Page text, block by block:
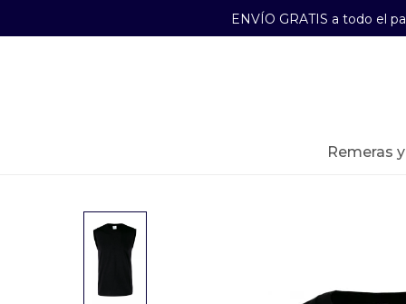
ENVÍO GRATIS a todo el
remeras